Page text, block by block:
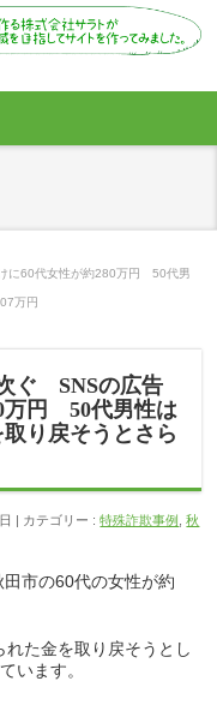
に60代女性が約280万円 50代男
万円
ぐ SNSの広告
万円 50代男性は
り戻そうとさら
カテゴリー :特殊詐欺事例 ,秋
市の60代の女性が約
た金を取り戻そうとし
います。